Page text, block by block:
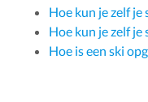
Hoe kun je zelf je
Hoe kun je zelf je
Hoe is een ski